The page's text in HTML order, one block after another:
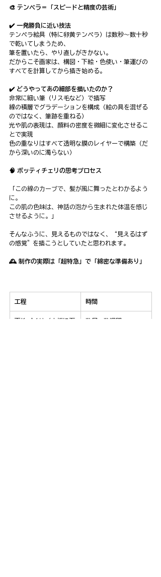
🎨 テンペラ＝「スピードと精度の芸術」
✔️ 一発勝負に近い技法
テンペラ絵具（特に卵黄テンペラ）は数秒〜数十秒
で乾いてしまうため、
筆を置いたら、やり直しがきかない。
だからこそ画家は、構図・下絵・色使い・筆運びの
すべてを計算してから描き始める。
✔️ どうやってあの細部を描いたのか？
非常に細い筆（リス毛など）で描写
線の積層でグラデーションを構成（絵の具を混ぜる
のではなく、筆跡を重ねる）
光や肌の表現は、顔料の密度を微細に変化させるこ
とで実現
色の重なりはすべて透明な膜のレイヤーで構築（だ
から深いのに濁らない）
🧠 ボッティチェリの思考プロセス
「この線のカーブで、髪が風に舞ったとわかるよう
に。
この肌の色味は、神話の泡から生まれた体温を感じ
させるように。」
そんなふうに、見えるものではなく、“見えるはず
の感覚”を描こうとしていたと思われます。
🕰 制作の実際は「超特急」で「綿密な準備あり」
工程 時間
下地づくり（木板に石
数日〜数週間